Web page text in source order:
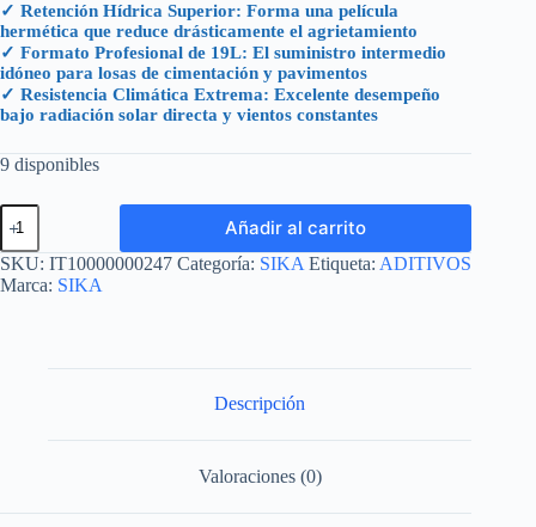
✓ Retención Hídrica Superior: Forma una película
hermética que reduce drásticamente el agrietamiento
✓ Formato Profesional de 19L: El suministro intermedio
idóneo para losas de cimentación y pavimentos
✓ Resistencia Climática Extrema: Excelente desempeño
bajo radiación solar directa y vientos constantes
9 disponibles
SIKA
CURADOR
E
CUBETA
19
Añadir al carrito
SKU: IT10000000247 Categoría: SIKA Etiqueta: ADITIVOS
Marca: SIKA
Descripción
Valoraciones (0)